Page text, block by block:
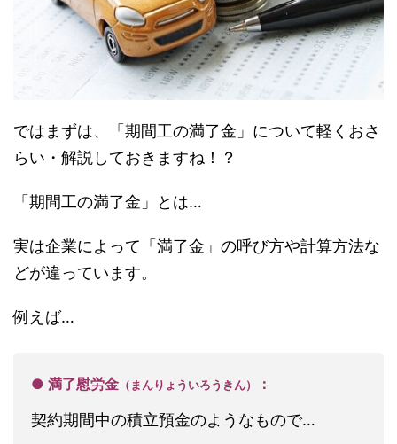
ではまずは、「期間工の満了金」について軽くおさ
らい・解説しておきますね！？
「期間工の満了金」とは…
実は企業によって「満了金」の呼び方や計算方法な
どが違っています。
例えば…
● 満了慰労金 （まんりょういろうきん） ：
契約期間中の積立預金のようなもので…